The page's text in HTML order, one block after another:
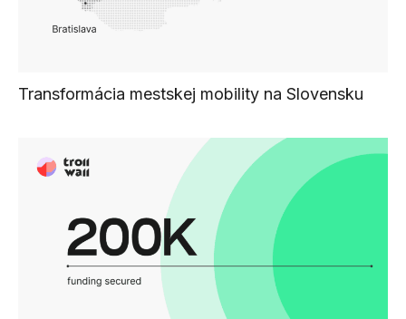
Transformácia mestskej mobility na Slovensku